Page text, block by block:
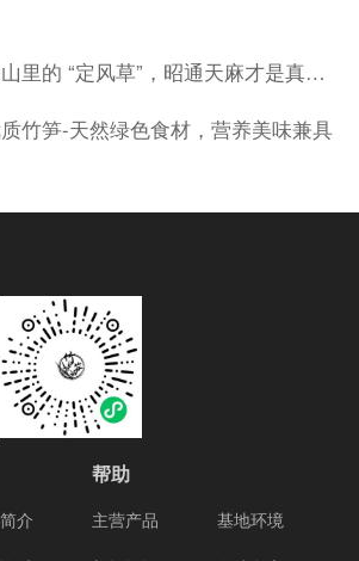
云南深山里的 “定风草”，昭通天麻才是真・**王炸
竹笋-天然绿色食材，营养美味兼具
介
帮助
主营产品
基地环境